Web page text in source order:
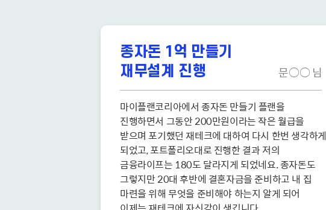
종자돈 1억 만들기
재무설계 진행
문○○ 님
마이플랜코리아에서 종자돈 만들기 플랜을
진행하면서 그동안 200만원이라는 작은 월급을
받으며 포기했던 재테크에 대하여 다시 한번 생각하게
되었고, 포트폴리오대로 진행한 결과 저의
금융라이프는 180도 달라지게 되었네요. 종자돈도
그렇지만 20대 후반에 결혼자금을 준비하고 내 집
마련을 위해 무엇을 준비해야 하는지 알게 되어